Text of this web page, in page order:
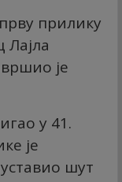
прилику
Лајла
је
у 41.
је
шут